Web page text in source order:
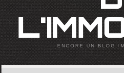
ENCORE UN BLOG